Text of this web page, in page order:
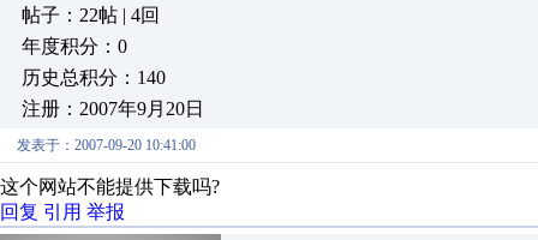
帖子：22帖 | 4回
年度积分：0
历史总积分：140
注册：2007年9月20日
发表于：2007-09-20 10:41:00
这个网站不能提供下载吗?
回复 引用 举报